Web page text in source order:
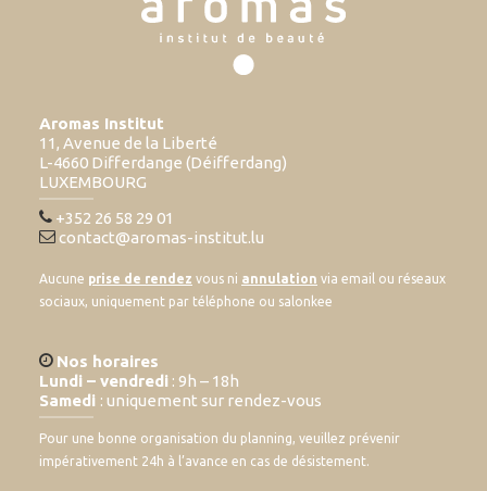
Aromas Institut
11, Avenue de la Liberté
L-4660 Differdange (Déifferdang)
LUXEMBOURG
+352 26 58 29 01
contact@aromas-institut.lu
Aucune prise de rendez vous ni annulation via email ou réseaux
sociaux, uniquement par téléphone ou salonkee
Nos horaires
Lundi – vendredi : 9h – 18h
Samedi : uniquement sur rendez-vous
Pour une bonne organisation du planning, veuillez prévenir
impérativement 24h à l’avance en cas de désistement.